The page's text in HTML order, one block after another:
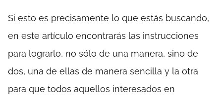
Si esto es precisamente lo que estás buscando,
en este artículo encontrarás las instrucciones
para lograrlo, no sólo de una manera, sino de
dos, una de ellas de manera sencilla y la otra
para que todos aquellos interesados en